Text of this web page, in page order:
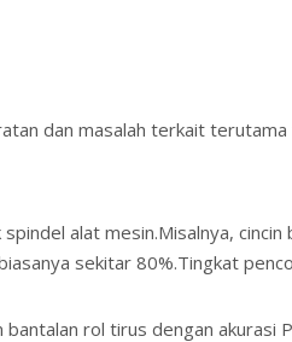
dan masalah terkait
alat mesin.Misalnya,
sekitar 80%.Tingkat
rol tirus dengan